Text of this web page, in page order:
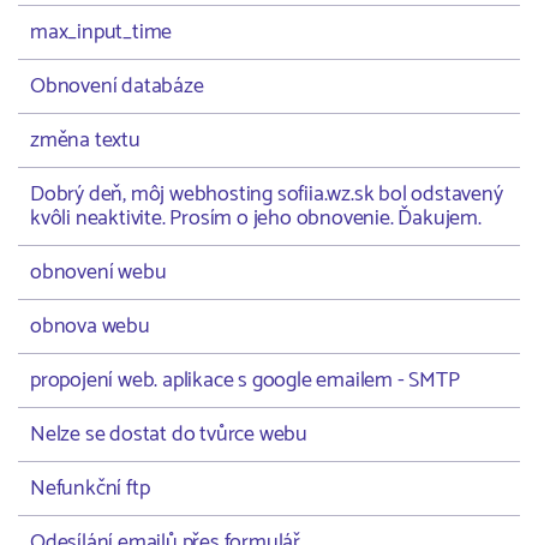
max_input_time
Obnovení databáze
změna textu
Dobrý deň, môj webhosting sofiia.wz.sk bol odstavený
kvôli neaktivite. Prosím o jeho obnovenie. Ďakujem.
obnovení webu
obnova webu
propojení web. aplikace s google emailem - SMTP
Nelze se dostat do tvůrce webu
Nefunkční ftp